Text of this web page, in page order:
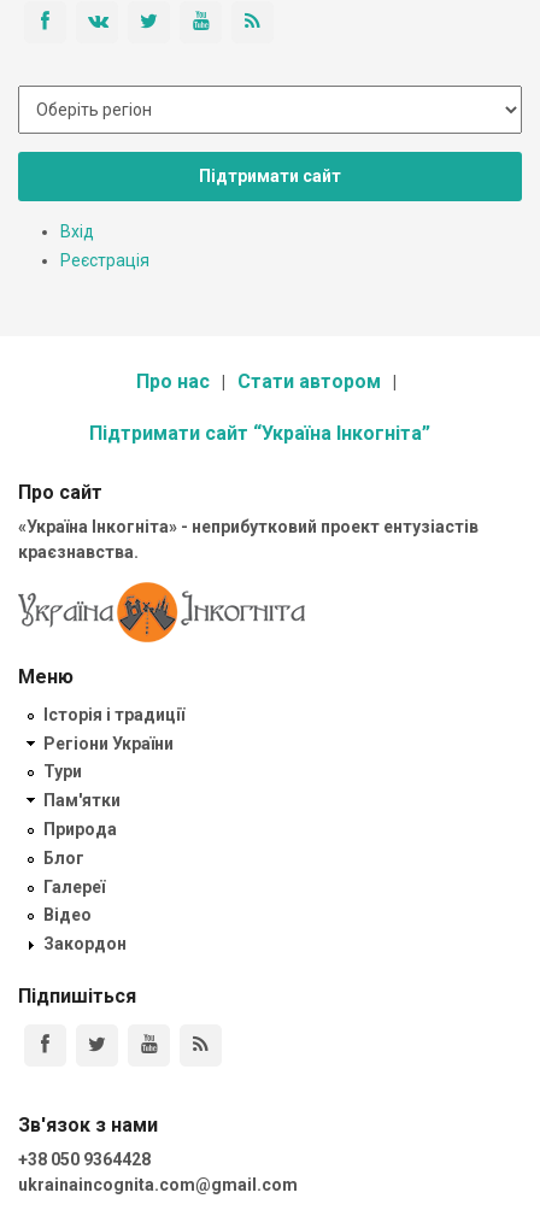
Підтримати сайт
Вхід
Реєстрація
Про нас Стати автором
Підтримати сайт “Україна Інкогніта”
Про сайт
«Україна Інкогніта» - неприбутковий проект ентузіастів
краєзнавства.
Меню
Історія і традиції
Регіони України
Тури
Пам'ятки
Природа
Блог
Галереї
Відео
Закордон
Підпишіться
Зв'язок з нами
+38 050 9364428
ukrainaincognita.com@gmail.com